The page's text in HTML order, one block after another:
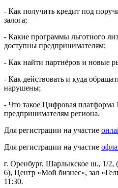
- Как получить кредит под
залога;
- Какие программы льготного
доступны предпринимателям;
- Как найти партнёров и новые
- Как действовать и куда
нарушены;
- Что такое Цифровая
предпринимателям региона.
Для регистрации на участие
Для регистрации на участие
г. Оренбург, Шарлыкское ш., 1/2,
6), Центр «Мой бизнес», зал
11:30.